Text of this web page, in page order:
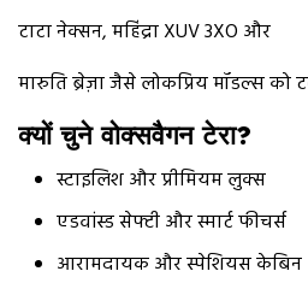
टाटा नेक्सन, महिंद्रा XUV 3XO और
मारुति ब्रेज़ा जैसे लोकप्रिय मॉडल्स को
क्यों चुने वोक्सवैगन टेरा?
स्टाइलिश और प्रीमियम लुक्स
एडवांस्ड सेफ्टी और स्मार्ट फीचर्स
आरामदायक और स्पेशियस केबिन